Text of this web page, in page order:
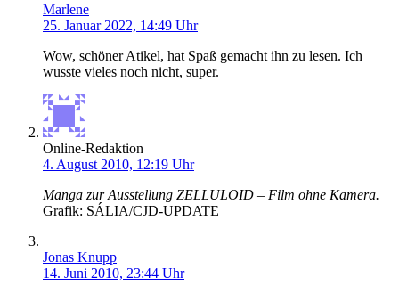
Marlene
25. Januar 2022, 14:49 Uhr
Wow, schöner Atikel, hat Spaß gemacht ihn zu lesen. Ich
wusste vieles noch nicht, super.
Online-Redaktion
4. August 2010, 12:19 Uhr
Manga zur Ausstellung ZELLULOID – Film ohne Kamera.
Grafik: SÁLIA/CJD-UPDATE
Jonas Knupp
14. Juni 2010, 23:44 Uhr